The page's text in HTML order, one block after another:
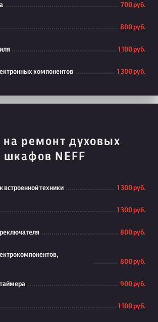
700 руб.
800 руб.
1 100 руб.
компонентов 1 300 руб.
на ремонт духовых
шкафов NEFF
техники 1 300 руб.
1 300 руб.
800 руб.
800 руб.
900 руб.
1 100 руб.